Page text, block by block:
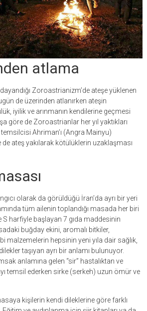
atlama
Zoroastrianizm’de ateşe yüklenen
de üzerinden atlanırken ateşin
iyilik ve arınmanın kendilerine geçmesi
göre de Zoroastrianlar her yıl yaktıkları
Ahriman’ı (Angra Mainyu)
ateş yakılarak kötülüklerin uzaklaşması
olarak da görüldüğü İran’da ayrı bir yeri
tüm ailenin toplandığı masada her biri
S harfiyle başlayan 7 gıda maddesinin
buğday ekini, aromalı bitkiler,
malzemelerin hepsinin yeni yıla dair sağlık,
taşıyan ayrı bir anlamı bulunuyor.
anlamına gelen “sir” hastalıktan ve
temsil ederken sirke (serkeh) uzun ömür ve
kişilerin kendi dileklerine göre farklı